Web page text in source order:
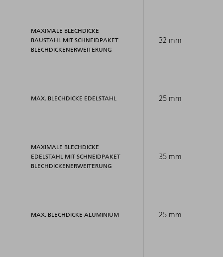
MAXIMALE BLECHDICKE
BAUSTAHL MIT SCHNEIDPAKET
BLECHDICKENERWEITERUNG
MAX. BLECHDICKE EDELSTAHL
MAXIMALE BLECHDICKE
EDELSTAHL MIT SCHNEIDPAKET
BLECHDICKENERWEITERUNG
MAX. BLECHDICKE ALUMINIUM
32 mm
25 mm
35 mm
25 mm